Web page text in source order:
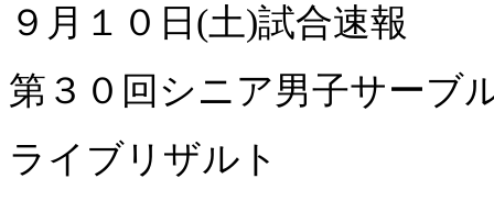
９月１０日(土)試合速報
第３０回シニア男子サ
ライブリザルト